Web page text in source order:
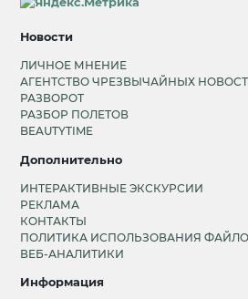
Новости
ЛИЧНОЕ МНЕНИЕ
АГЕНТСТВО ЧРЕЗВЫЧАЙНЫХ
РАЗВОРОТ
РАЗБОР ПОЛЕТОВ
BEAUTYTIME
Дополнительно
ИНТЕРАКТИВНЫЕ ЭКСКУРСИИ
РЕКЛАМА
КОНТАКТЫ
ПОЛИТИКА ИСПОЛЬЗОВАНИЯ
ВЕБ-АНАЛИТИКИ
Информация